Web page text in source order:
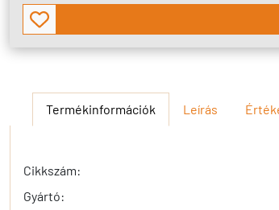
Termékinformációk Leírás
Cikkszám:
Gyártó: